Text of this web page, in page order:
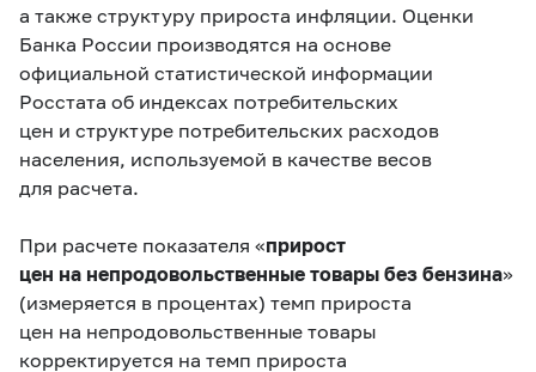
а также структуру прироста инфляции. Оценки
Банка России производятся на основе
официальной статистической информации
Росстата об индексах потребительских
цен и структуре потребительских расходов
населения, используемой в качестве весов
для расчета.
При расчете показателя «прирост
цен на непродовольственные товары без бензина»
(измеряется в процентах) темп прироста
цен на непродовольственные товары
корректируется на темп прироста